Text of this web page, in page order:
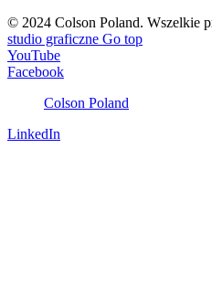
© 2024 Colson Poland. Wszelkie
studio graficzne Go top
YouTube
Facebook
Colson Poland
LinkedIn